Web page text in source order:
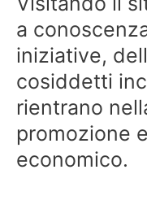
a
iniziative,
cosiddetti
rientrano
promozione
economico.